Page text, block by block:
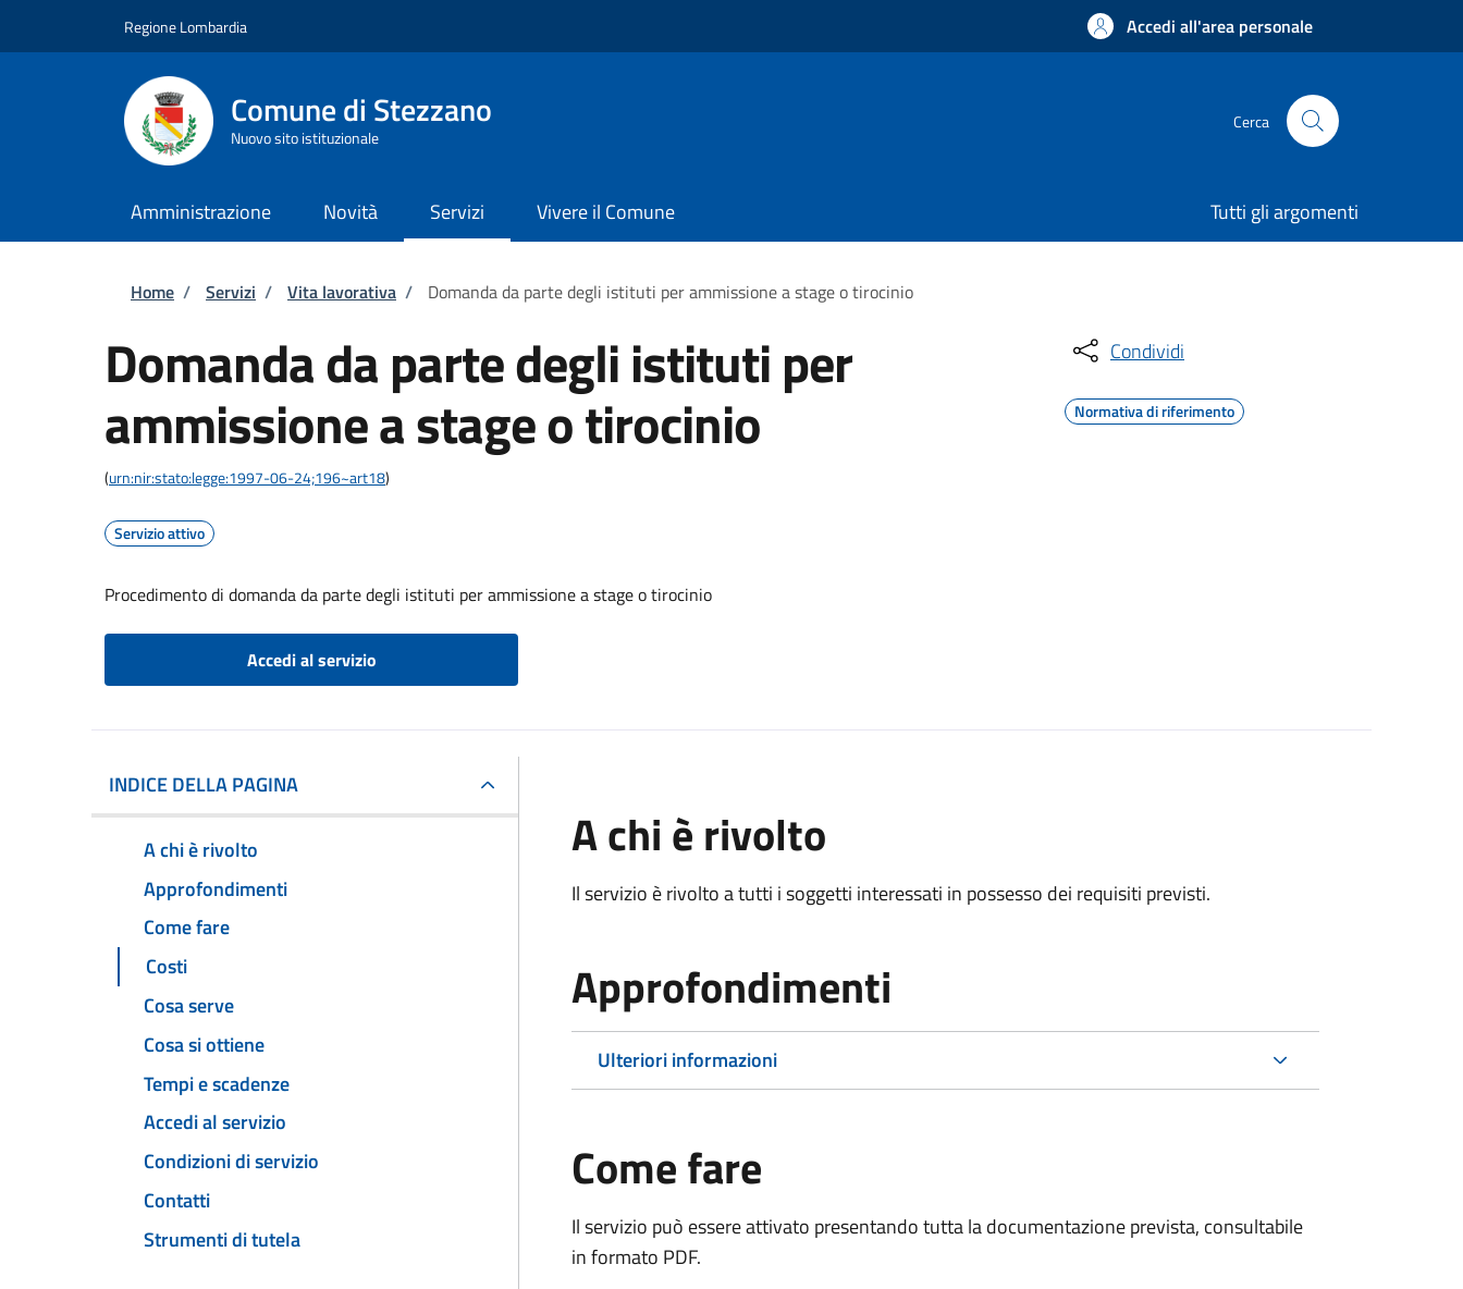
Regione Lombardia Accedi all'area personale
Comune di Stezzano
Nuovo sito istituzionale
Cerca
Amministrazione Novità Servizi Vivere il Comune Tutti gli argomenti
Briciole di pane
Home / Servizi / Vita lavorativa / Domanda da parte degli istituti per ammissione a stage o tirocinio
Domanda da parte degli istituti per
ammissione a stage o tirocinio
(urn:nir:stato:legge:1997-06-24;196~art18)
Servizio attivo
Procedimento di domanda da parte degli istituti per ammissione a stage o tirocinio
Accedi al servizio
Condividi
Normativa di riferimento
INDICE DELLA PAGINA
A chi è rivolto
Approfondimenti
Come fare
Costi
Cosa serve
Cosa si ottiene
Tempi e scadenze
Accedi al servizio
Condizioni di servizio
Contatti
Strumenti di tutela
A chi è rivolto
Il servizio è rivolto a tutti i soggetti interessati in possesso dei requisiti previsti.
Approfondimenti
Ulteriori informazioni
Come fare
Il servizio può essere attivato presentando tutta la documentazione prevista, consultabile
in formato PDF.